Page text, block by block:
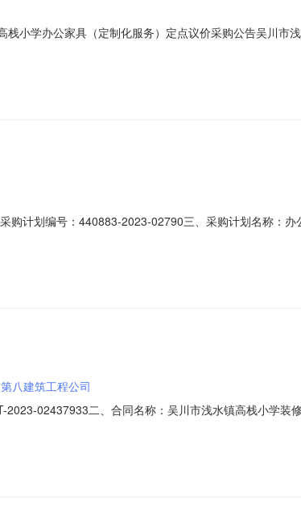
小学办公家具（定制化服务）定点议价采购公告吴川市
板，经防虫、防腐、防霉等化学处理。2、面料：采用进
计划编号：440883-2023-02790三、采购计划名称：
八建筑工程公司
02437933二、合同名称：吴川市浅水镇高栈小学装
市第八建筑工程公司地址：振文镇联系方式：